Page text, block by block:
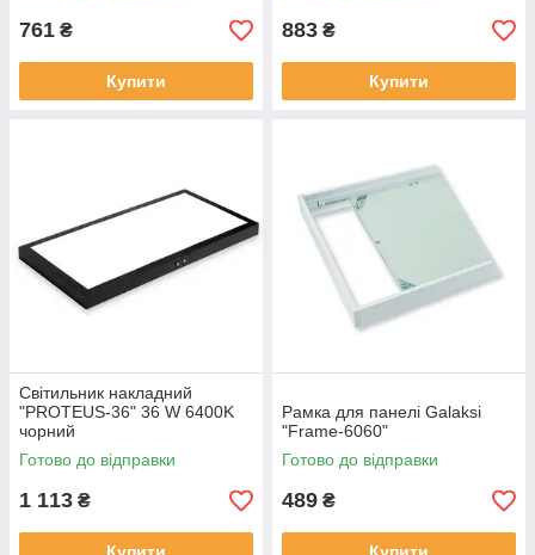
761 ₴
Купити
883 ₴
Купити
Світильник накладний
"PROTEUS-36" 36 W 6400K
чорний
Готово до відправки
1 113 ₴
Рамка для панелі Galaksi
"Frame-6060"
Готово до відправки
489 ₴